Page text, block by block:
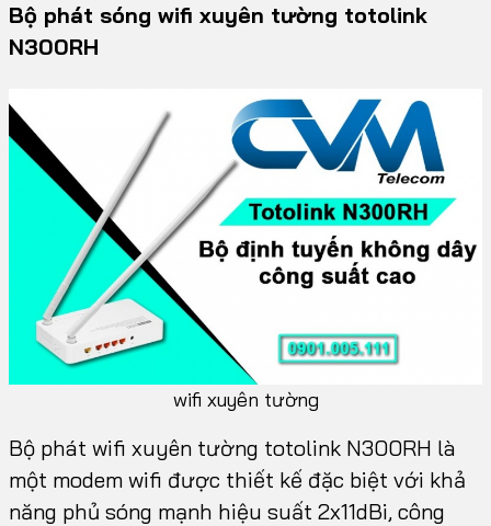
Bộ phát sóng wifi xuyên tường totolink
N300RH
wifi xuyên tường
Bộ phát wifi xuyên tường totolink N300RH là
một modem wifi được thiết kế đặc biệt với khả
năng phủ sóng mạnh hiệu suất 2x11dBi, công